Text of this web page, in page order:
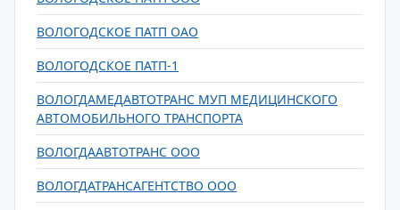
ВОЛОГОДСКОЕ ПАТП ОАО
ВОЛОГОДСКОЕ ПАТП-1
ВОЛОГДАМЕДАВТОТРАНС МУП МЕДИЦИНСКОГО
АВТОМОБИЛЬНОГО ТРАНСПОРТА
ВОЛОГДААВТОТРАНС ООО
ВОЛОГДАТРАНСАГЕНТСТВО ООО